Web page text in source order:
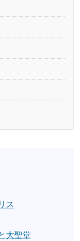
ス
大聖堂